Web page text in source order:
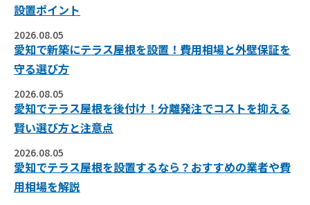
設置ポイント
2026.08.05
愛知で新築にテラス屋根を設置！費用相場と外壁保証を
守る選び方
2026.08.05
愛知でテラス屋根を後付け！分離発注でコストを抑える
賢い選び方と注意点
2026.08.05
愛知でテラス屋根を設置するなら？おすすめの業者や費
用相場を解説